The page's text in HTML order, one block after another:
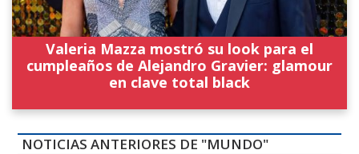
Valeria Mazza mostró su look para el
cumpleaños de Alejandro Gravier: glamour
en clave total black
NOTICIAS ANTERIORES DE "MUNDO"